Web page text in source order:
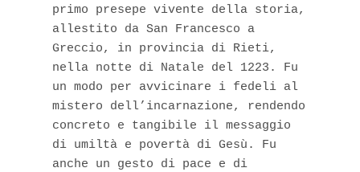
primo presepe vivente della storia,
allestito da San Francesco a
Greccio, in provincia di Rieti,
nella notte di Natale del 1223. Fu
un modo per avvicinare i fedeli al
mistero dell’incarnazione, rendendo
concreto e tangibile il messaggio
di umiltà e povertà di Gesù. Fu
anche un gesto di pace e di